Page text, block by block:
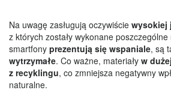
Na uwagę zasługują oczywiście wysokiej
z których zostały wykonane
smartfony prezentują się wspaniale, są
wytrzymałe. Co ważne, materiały w
z recyklingu, co zmniejsza negatywny
naturalne.